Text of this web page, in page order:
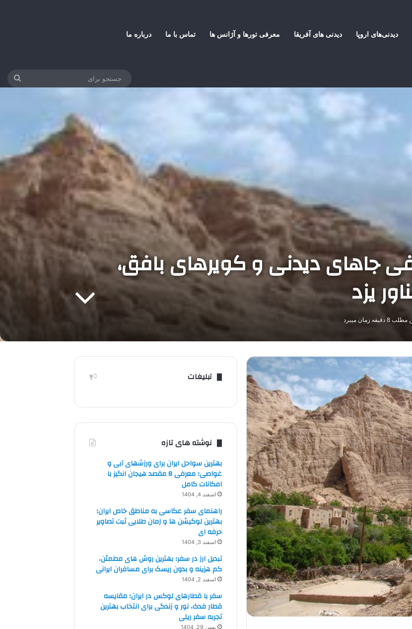
دیدنی‌های اروپا دیدنی های آفریقا معرفی تورها و آژانس ها تماس با ما درباره ما
جاهای دیدنی و کویرهای بافق،
یزد
زمان میبرد
تبلیغات
نوشته های تازه
بهترین سواحل ایران برای ورزشهای آبی و
غواصی؛ معرفی 8 مقصد هیجان انگیز با
امکانات کامل
اسفند 4, 1404
راهنمای سفر عکاسی به مناطق خاص ایران؛
بهترین لوکیشن ها و زمان طلایی ثبت تصاویر
حرفه ای
اسفند 3, 1404
تبدیل ارز در سفر؛ بهترین روش های مطمئن،
کم هزینه و بدون ریسک برای مسافران ایرانی
اسفند 2, 1404
سفر با قطارهای لوکس در ایران؛ مقایسه
قطار فدک، نور و زندگی برای انتخاب بهترین
تجربه سفر ریلی
بهمن 29, 1404